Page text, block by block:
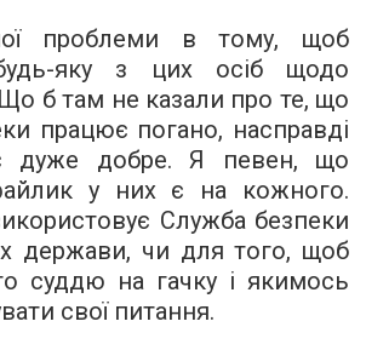
проблеми в тому, щоб
яку з цих осіб щодо
б там не казали про те, що
працює погано, насправді
дуже добре. Я певен, що
у них є на кожного.
Служба безпеки
держави, чи для того, щоб
суддю на гачку і якимось
свої питання.